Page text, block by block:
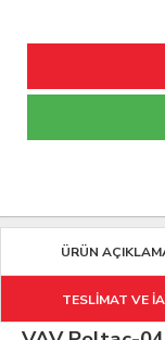
ÜRÜN
TESLİMAT VE